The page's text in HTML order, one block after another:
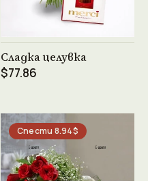
Виж продукта →
Сладка целувка
$77.86
Спести 8.94$